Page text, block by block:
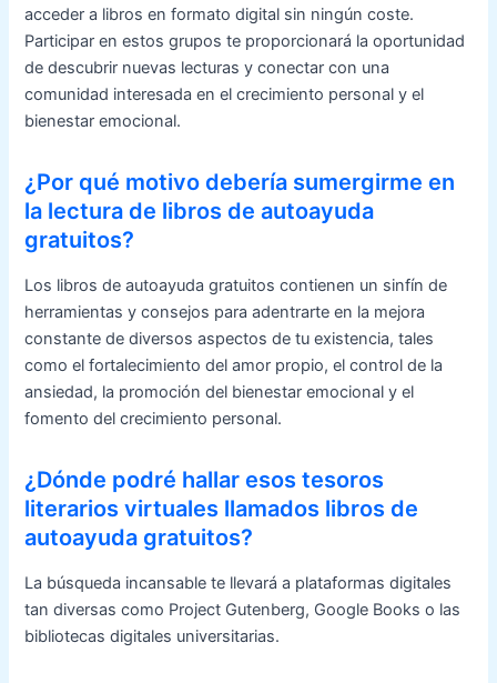
acceder a libros en formato digital sin ningún coste.
Participar en estos grupos te proporcionará la oportunidad
de descubrir nuevas lecturas y conectar con una
comunidad interesada en el crecimiento personal y el
bienestar emocional.
¿Por qué motivo debería sumergirme en
la lectura de libros de autoayuda
gratuitos?
Los libros de autoayuda gratuitos contienen un sinfín de
herramientas y consejos para adentrarte en la mejora
constante de diversos aspectos de tu existencia, tales
como el fortalecimiento del amor propio, el control de la
ansiedad, la promoción del bienestar emocional y el
fomento del crecimiento personal.
¿Dónde podré hallar esos tesoros
literarios virtuales llamados libros de
autoayuda gratuitos?
La búsqueda incansable te llevará a plataformas digitales
tan diversas como Project Gutenberg, Google Books o las
bibliotecas digitales universitarias.